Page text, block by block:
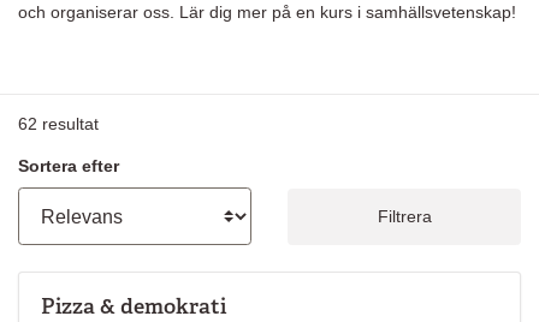
och organiserar oss. Lär dig mer på en kurs i samhällsvetenskap!
62 resultat
Sortera efter
Filtrera
Pizza & demokrati